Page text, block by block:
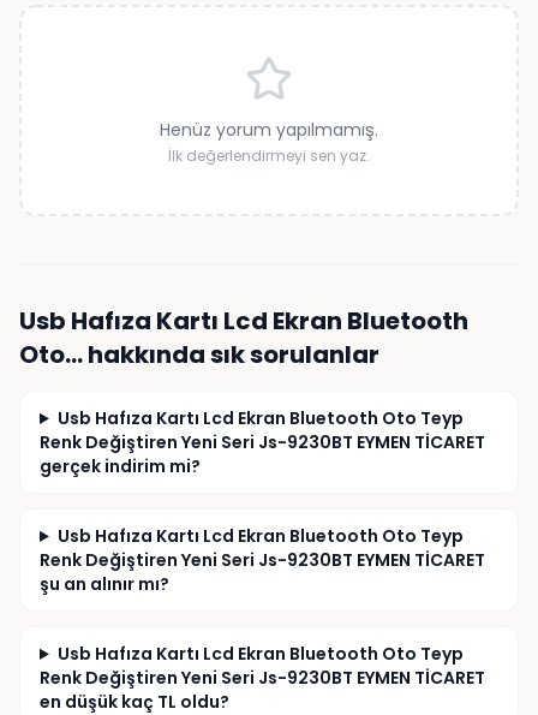
Henüz yorum yapılmamış.
İlk değerlendirmeyi sen yaz.
Usb Hafıza Kartı Lcd Ekran Bluetooth
Oto…hakkında sık sorulanlar
Usb Hafıza Kartı Lcd Ekran Bluetooth Oto Teyp
Renk Değiştiren Yeni Seri Js-9230BT EYMEN TİCARET
gerçek indirim mi?
Usb Hafıza Kartı Lcd Ekran Bluetooth Oto Teyp
Renk Değiştiren Yeni Seri Js-9230BT EYMEN TİCARET
şu an alınır mı?
Usb Hafıza Kartı Lcd Ekran Bluetooth Oto Teyp
Renk Değiştiren Yeni Seri Js-9230BT EYMEN TİCARET
en düşük kaç TL oldu?